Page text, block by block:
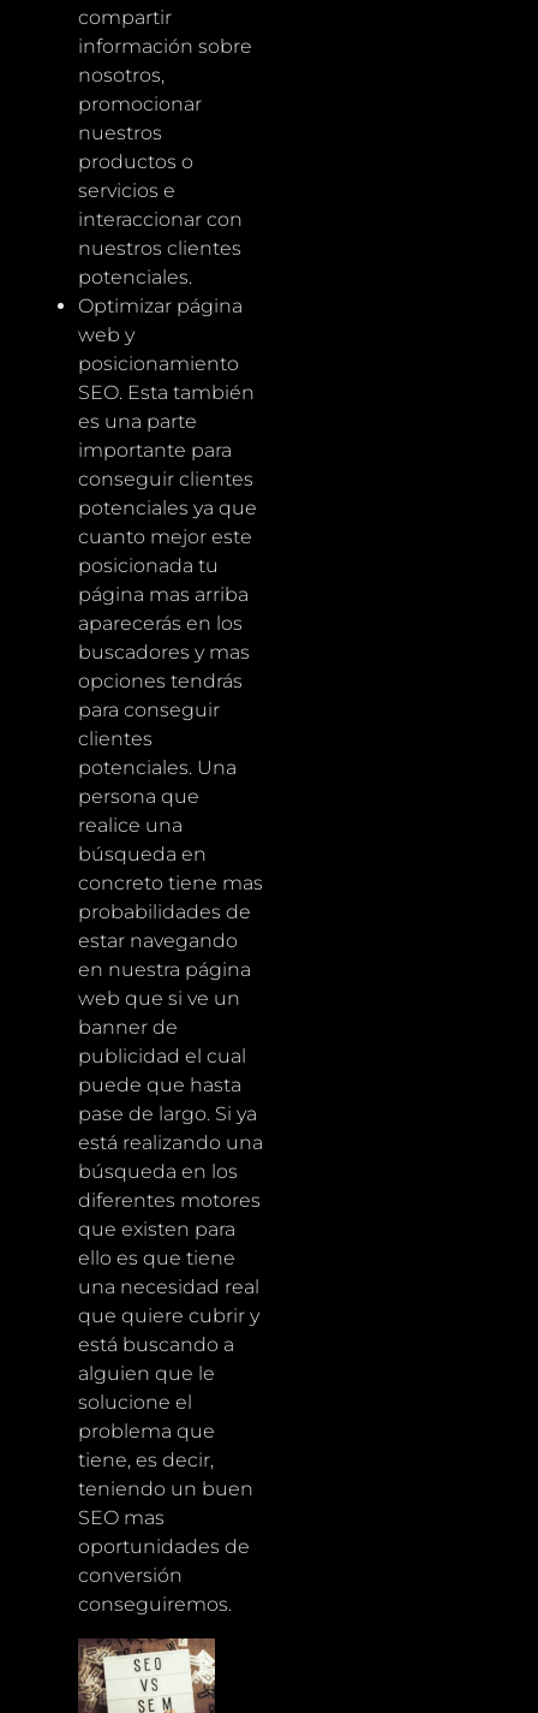
compartir
información sobre
nosotros,
promocionar
nuestros
productos o
servicios e
interaccionar con
nuestros clientes
potenciales.
Optimizar página
web y
posicionamiento
SEO. Esta también
es una parte
importante para
conseguir clientes
potenciales ya que
cuanto mejor este
posicionada tu
página mas arriba
aparecerás en los
buscadores y mas
opciones tendrás
para conseguir
clientes
potenciales. Una
persona que
realice una
búsqueda en
concreto tiene mas
probabilidades de
estar navegando
en nuestra página
web que si ve un
banner de
publicidad el cual
puede que hasta
pase de largo. Si ya
está realizando una
búsqueda en los
diferentes motores
que existen para
ello es que tiene
una necesidad real
que quiere cubrir y
está buscando a
alguien que le
solucione el
problema que
tiene, es decir,
teniendo un buen
SEO mas
oportunidades de
conversión
conseguiremos.